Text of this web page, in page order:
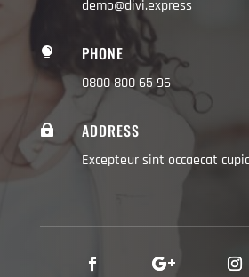
demo@divi.express
 PHONE
0800 800 65 96
 ADDRESS
Excepteur sint occaecat